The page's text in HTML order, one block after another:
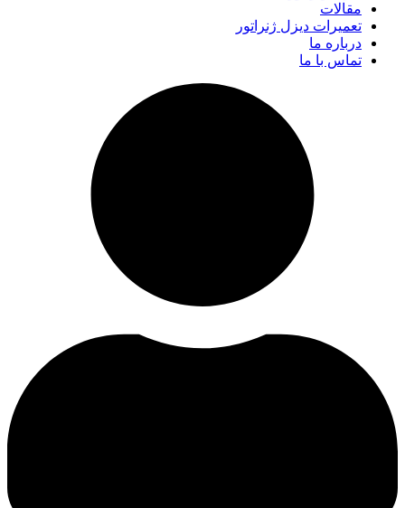
مقالات
تعمیرات دیزل ژنراتور
درباره ما
تماس با ما